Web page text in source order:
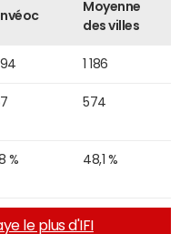
Moyenne
des villes
1 186
574
% 48,1 %
le plus d'IFI